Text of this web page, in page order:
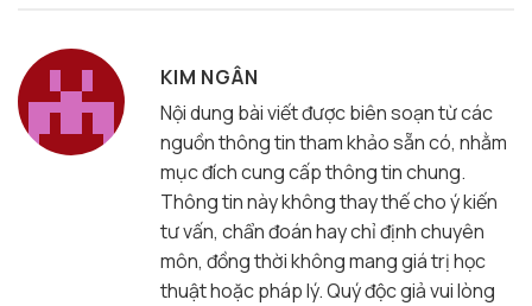
KIM NGÂN
Nội dung bài viết được biên soạn từ các
nguồn thông tin tham khảo sẵn có, nhằm
mục đích cung cấp thông tin chung.
Thông tin này không thay thế cho ý kiến
tư vấn, chẩn đoán hay chỉ định chuyên
môn, đồng thời không mang giá trị học
thuật hoặc pháp lý. Quý độc giả vui lòng